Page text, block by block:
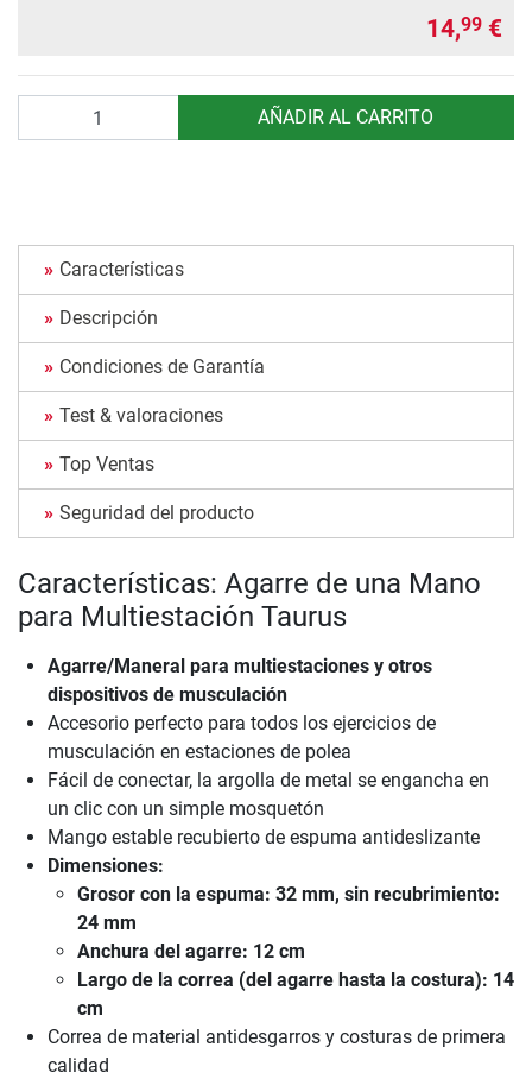
14,99 €
AÑADIR AL CARRITO
Características
Descripción
Condiciones de Garantía
Test & valoraciones
Top Ventas
Seguridad del producto
Características: Agarre de una Mano
para Multiestación Taurus
Agarre/Maneral para multiestaciones y otros
dispositivos de musculación
Accesorio perfecto para todos los ejercicios de
musculación en estaciones de polea
Fácil de conectar, la argolla de metal se engancha en
un clic con un simple mosquetón
Mango estable recubierto de espuma antideslizante
Dimensiones:
Grosor con la espuma: 32 mm, sin recubrimiento:
24 mm
Anchura del agarre: 12 cm
Largo de la correa (del agarre hasta la costura): 14
cm
Correa de material antidesgarros y costuras de primera
calidad